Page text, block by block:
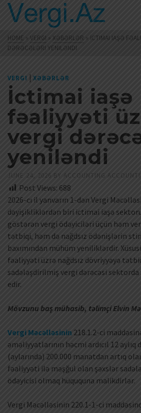
HOME » VERGI » XƏBƏRLƏR » İCTIMAI IAŞƏ
DƏRƏCƏLƏRI YENILƏNDI
VERGI | XƏBƏRLƏR
İctimai iaşə
fəaliyyəti
vergi
yeniləndi
JUNE 24, 2026 BY ACCOUNTING
Post Views: 688
2026-cı il yanvarın 1-dən Vergi
dəyişikliklərdən biri ictimai iaşə
göstərən vergi ödəyiciləri üçün həm
tətbiqi, həm də nağdsız ödənişlərin
baxımından mühüm yeniliklərdir.
fəaliyyəti üzrə nağdsız dövriyyəyə
sadələşdirilmiş vergi dərəcəsi sektorda
edir.
Mövzunu baş mühasib, təlimçi Elvin
Vergi Məcəlləsinin 218.1.2-ci
əməliyyatlarının həcmi ardıcıl 12
(aylarında) 200.000 manatdan artıq
fəaliyyəti ilə məşğul olan şəxslər
ödəyicisi olmaq hüququna malikdirlər.
Vergi Məcəlləsinin 220.1-1-ci